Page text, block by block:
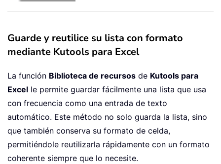
Guarde y reutilice su lista con formato
mediante Kutools para Excel
La función Biblioteca de recursos de Kutools para
Excel le permite guardar fácilmente una lista que usa
con frecuencia como una entrada de texto
automático. Este método no solo guarda la lista, sino
que también conserva su formato de celda,
permitiéndole reutilizarla rápidamente con un formato
coherente siempre que lo necesite.